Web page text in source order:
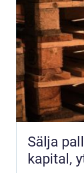
Sälja
kapital,